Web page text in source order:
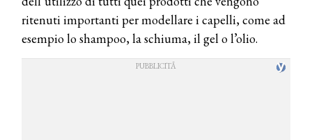
ritenuti importanti per modellare i capelli, come ad
esempio lo shampoo, la schiuma, il gel o l’olio.